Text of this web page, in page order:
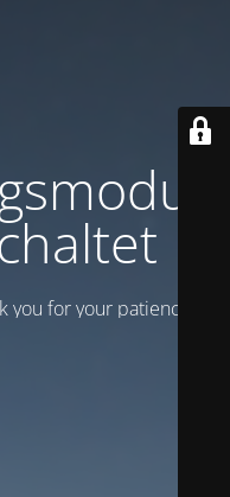
for your patience!